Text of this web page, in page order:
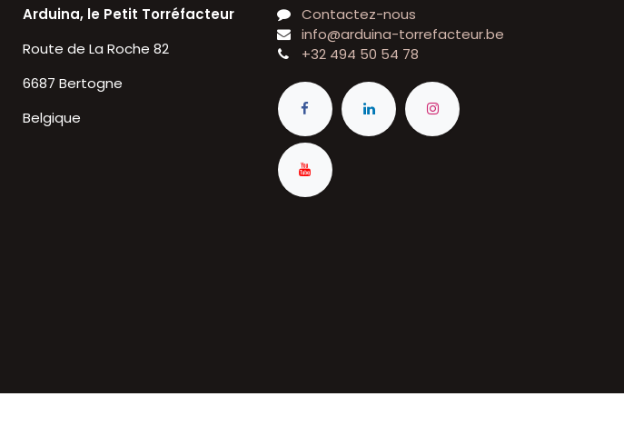
Contactez-nous
info@arduina-torrefacteur.be
+32 494 50 54 78
Arduina, le Petit Torréfacteur
Route de La Roche 82
6687 Bertogne
Belgique